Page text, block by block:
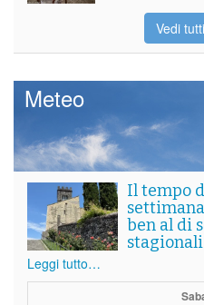
Vedi
Meteo
Il tempo
ben al di
stagionali
Leggi tutto…